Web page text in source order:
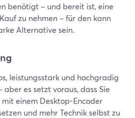
benötigt – und bereit ist, eine
zu nehmen – für den kann
Alternative sein.
leistungsstark und hochgradig
es setzt voraus, dass Sie
mit einem Desktop-Encoder
und mehr Technik selbst zu